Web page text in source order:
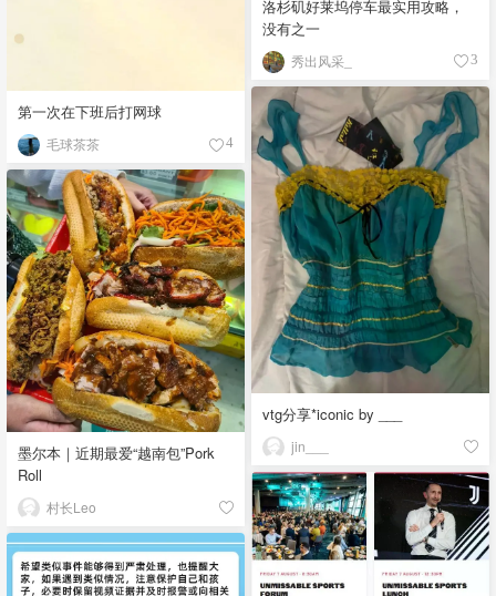
洛杉矶好莱坞停车最实用攻略，
没有之一
秀出风采_ 3
第一次在下班后打网球
毛球茶茶 4
vtg分享*iconic by ___
jin___
墨尔本｜近期最爱“越南包”Pork
Roll
村长Leo